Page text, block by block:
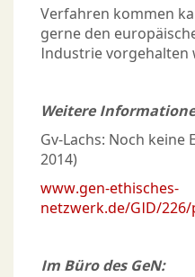
Verfahren kommen
gerne den
Industrie vorgehalten
Weitere
Gv-Lachs: Noch
2014)
www.gen-ethisches-
netzwerk.de/GID/
Im Büro des GeN: